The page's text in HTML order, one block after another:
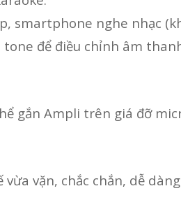
smartphone nghe nhạc
tone để điều chỉnh âm
gắn Ampli trên giá đỡ
vặn, chắc chắn, dễ